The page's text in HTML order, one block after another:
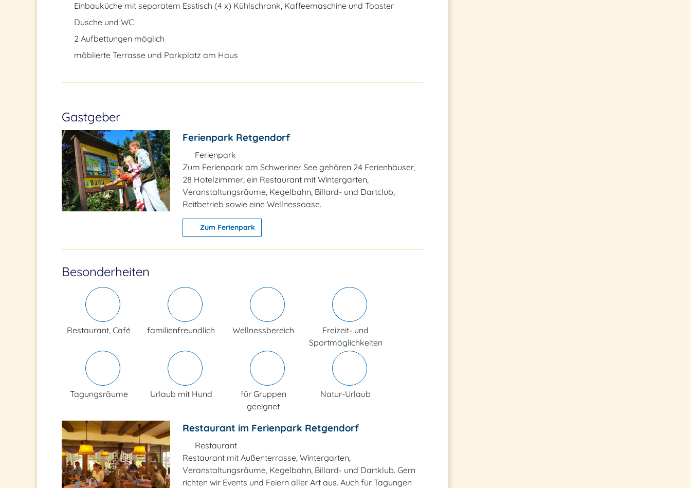
Einbauküche mit separatem Esstisch (4 x) Kühlschrank, Kaffeemaschine und Toaster
Dusche und WC
2 Aufbettungen möglich
möblierte Terrasse und Parkplatz am Haus
Gastgeber
Ferienpark Retgendorf
Ferienpark
Zum Ferienpark am Schweriner See gehören 24 Ferienhäuser,
28 Hotelzimmer, ein Restaurant mit Wintergarten,
Veranstaltungsräume, Kegelbahn, Billard- und Dartclub,
Reitbetrieb sowie eine Wellnessoase.
Zum Ferienpark
Besonderheiten
Restaurant, Café familienfreundlich Wellnessbereich
Freizeit- und
Sportmöglichkeiten
Tagungsräume Urlaub mit Hund
für Gruppen
geeignet
Natur-Urlaub
Restaurant im Ferienpark Retgendorf
Restaurant
Restaurant mit Außenterrasse, Wintergarten,
Veranstaltungsräume, Kegelbahn, Billard- und Dartklub. Gern
richten wir Events und Feiern aller Art aus. Auch für Tagungen